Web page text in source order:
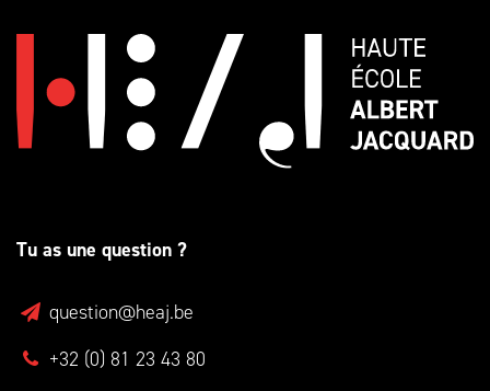
Tu as une question ?
question@heaj.be
+32 (0) 81 23 43 80